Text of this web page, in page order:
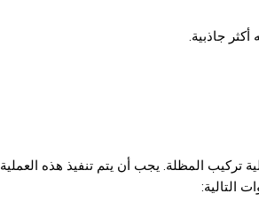
جاذبية.
تركيب المظلة. يجب أن يتم تنفيذ هذه العملية
التالية: